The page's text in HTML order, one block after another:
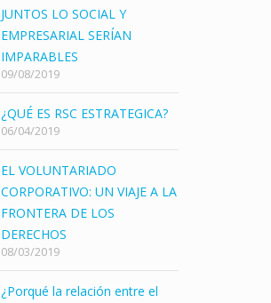
JUNTOS LO SOCIAL Y
EMPRESARIAL SERÍAN
IMPARABLES
09/08/2019
¿QUÉ ES RSC ESTRATEGICA?
06/04/2019
EL VOLUNTARIADO
CORPORATIVO: UN VIAJE A LA
FRONTERA DE LOS
DERECHOS
08/03/2019
¿Porqué la relación entre el